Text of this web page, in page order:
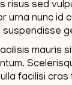
risus sed
urna nunc id
suspendisse
mauris
facilisi